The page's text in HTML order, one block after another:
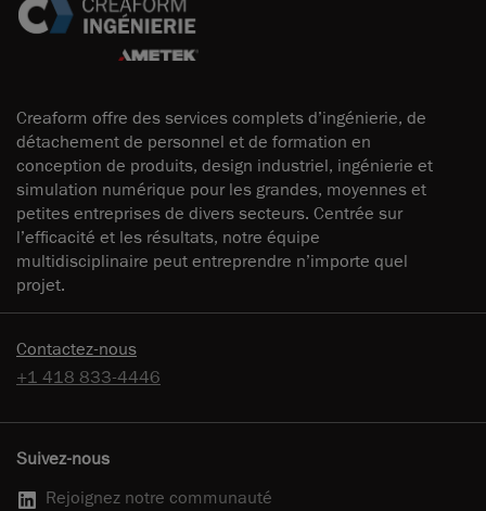
Creaform offre des services complets d’ingénierie, de
détachement de personnel et de formation en
conception de produits, design industriel, ingénierie et
simulation numérique pour les grandes, moyennes et
petites entreprises de divers secteurs. Centrée sur
l’efficacité et les résultats, notre équipe
multidisciplinaire peut entreprendre n’importe quel
projet.
Contactez-nous
+1 418 833-4446
Suivez-nous
Rejoignez notre communauté